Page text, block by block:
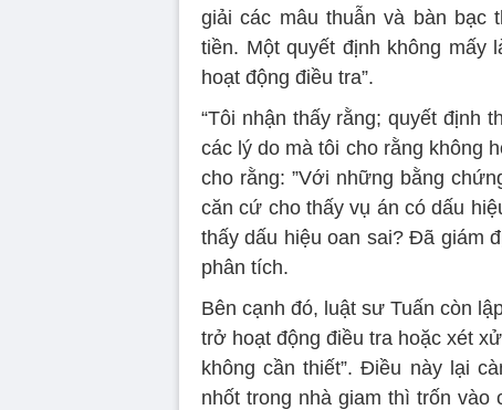
giải các mâu thuẫn và bàn bạc
tiền. Một quyết định không
hoạt động điều tra”.
“Tôi nhận thấy rằng; quyết định
các lý do mà tôi cho rằng không
cho rằng: ”Với những bằng
căn cứ cho thấy vụ án có dấu
thấy dấu hiệu oan sai? Đã giám
phân tích.
Bên cạnh đó, luật sư Tuấn còn
trở hoạt động điều tra hoặc xét
không cần thiết”. Điều này lại
nhốt trong nhà giam thì trốn